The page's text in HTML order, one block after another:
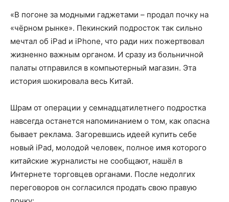
«В погоне за модными гаджетами – продал почку на
«чёрном рынке». Пекинский подросток так сильно
мечтал об iPad и iPhone, что ради них пожертвовал
жизненно важным органом. И сразу из больничной
палаты отправился в компьютерный магазин. Эта
история шокировала весь Китай.
Шрам от операции у семнадцатилетнего подростка
навсегда останется напоминанием о том, как опасна
бывает реклама. Загоревшись идеей купить себе
новый iPad, молодой человек, полное имя которого
китайские журналисты не сообщают, нашёл в
Интернете торговцев органами. После недолгих
переговоров он согласился продать свою правую